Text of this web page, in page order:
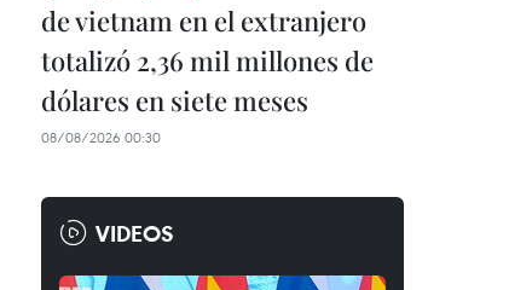
de vietnam en el extranjero
totalizó 2,36 mil millones de
dólares en siete meses
08/08/2026 00:30
VIDEOS